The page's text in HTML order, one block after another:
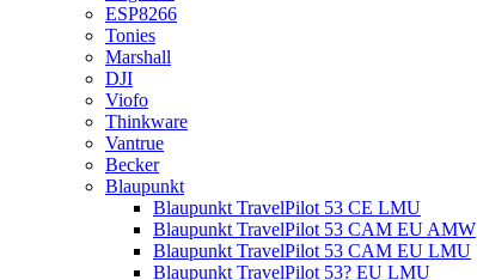
ESP8266
Tonies
Marshall
DJI
Viofo
Thinkware
Vantrue
Becker
Blaupunkt
Blaupunkt TravelPilot 53 CE LMU
Blaupunkt TravelPilot 53 CAM EU AMW
Blaupunkt TravelPilot 53 CAM EU LMU
Blaupunkt TravelPilot 53? EU LMU